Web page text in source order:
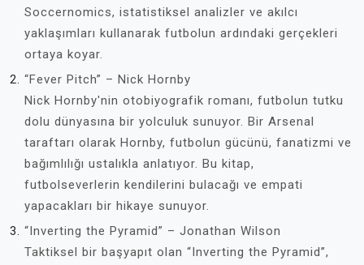
Soccernomics, istatistiksel analizler ve akılcı
yaklaşımları kullanarak futbolun ardındaki gerçekleri
ortaya koyar.
“Fever Pitch” – Nick Hornby
Nick Hornby'nin otobiyografik romanı, futbolun tutku
dolu dünyasına bir yolculuk sunuyor. Bir Arsenal
taraftarı olarak Hornby, futbolun gücünü, fanatizmi ve
bağımlılığı ustalıkla anlatıyor. Bu kitap,
futbolseverlerin kendilerini bulacağı ve empati
yapacakları bir hikaye sunuyor.
“Inverting the Pyramid” – Jonathan Wilson
Taktiksel bir başyapıt olan “Inverting the Pyramid”,